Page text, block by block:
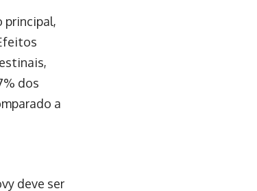
principal,
dos
a
deve ser